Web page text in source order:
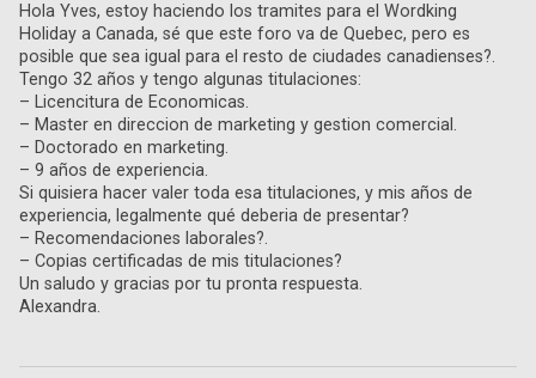
Hola Yves, estoy haciendo los tramites para el Wordking
Holiday a Canada, sé que este foro va de Quebec, pero es
posible que sea igual para el resto de ciudades canadienses?.
Tengo 32 años y tengo algunas titulaciones:
– Licencitura de Economicas.
– Master en direccion de marketing y gestion comercial.
– Doctorado en marketing.
– 9 años de experiencia.
Si quisiera hacer valer toda esa titulaciones, y mis años de
experiencia, legalmente qué deberia de presentar?
– Recomendaciones laborales?.
– Copias certificadas de mis titulaciones?
Un saludo y gracias por tu pronta respuesta.
Alexandra.